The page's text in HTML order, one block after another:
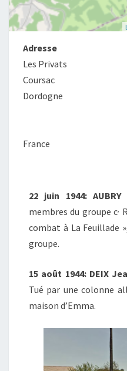
Adresse
Les Privats
Coursac
Dordogne
France
22 juin 1944:
membres du groupe c,
combat à La Feuillade
groupe.
15 août 1944: DEIX
Tué par une colonne
maison d’Emma.